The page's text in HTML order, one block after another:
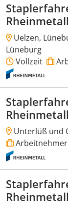
Rheinmetall
Uelzen,
Lüneburg
Vollzeit
Rheinmetall
Unterlüß und
Rheinmetall